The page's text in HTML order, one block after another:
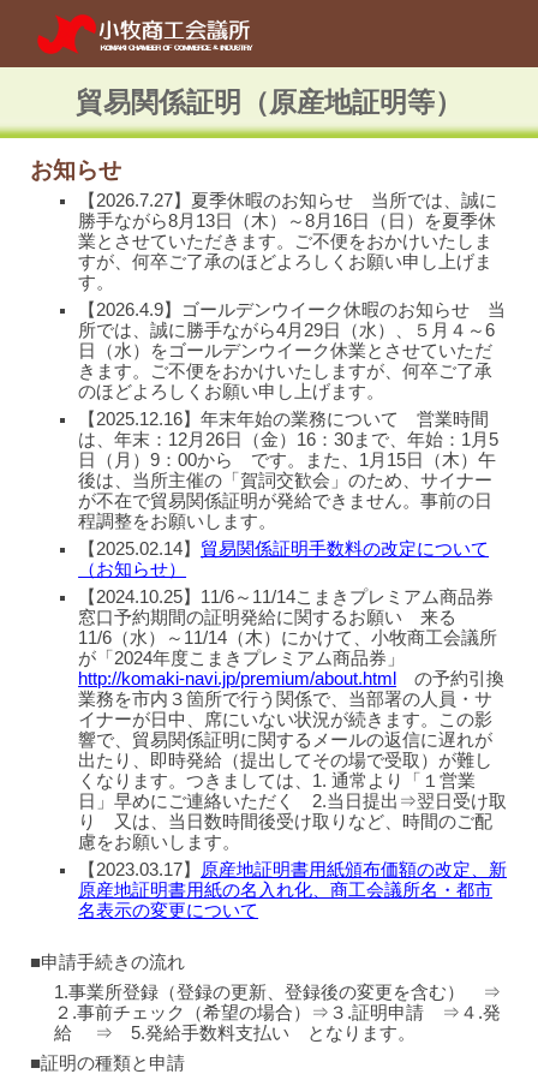
Skip to main content
貿易関係証明（原産地証明等）
お知らせ
【2026.7.27】夏季休暇のお知らせ 当所では、誠に
勝手ながら8月13日（木）～8月16日（日）を夏季休
業とさせていただきます。ご不便をおかけいたしま
すが、何卒ご了承のほどよろしくお願い申し上げま
す。
【2026.4.9】 ゴールデンウイーク休暇のお知らせ 当
所では、誠に勝手ながら4月29日（水）、 ５月４ ～6
日（水）をゴールデンウイーク休業とさせていただ
きます。ご不便をおかけいたしますが、何卒ご了承
のほどよろしくお願い申し上げます。
【2025.12.16】年末年始の業務について 営業時間
は、年末：12月26日（金）16：30まで、年始：1月5
日（月）9：00から です。また、1月15日（木）午
後は、当所主催の「賀詞交歓会」のため、サイナー
が不在で貿易関係証明が発給できません。事前の日
程調整をお願いします。
【2025.02.14】 貿易関係証明手数料の改定について
（お知らせ）
【2024.10.25】11/6～11/14こまきプレミアム商品券
窓口予約期間の証明発給に関するお願い 来る
11/6（水）～11/14（木）にかけて、小牧商工会議所
が「2024年度こまきプレミアム商品券」
http://komaki-navi.jp/premium/about.html
の予約引換
業務を市内３箇所で行う関係で、当部署の人員・サ
イナーが日中、席にいない状況が続きます。この影
響で、貿易関係証明に関するメールの返信に遅れが
出たり、即時発給（提出してその場で受取）が難し
くなります。つきましては、1. 通常より「１営業
日」早めにご連絡いただく 2.当日提出⇒翌日受け取
り 又は、当日数時間後受け取りなど、時間のご配
慮をお願いします。
【2023.03.17】
原産地証明書用紙頒布価額の改定、新
原産地証明書用紙の名入れ化、商工会議所名・都市
名表示の変更について
■申請手続きの流れ
1.事業所登録（登録の更新、登録後の変更を含む）
⇒
２.事前チェック（希望の場合）
⇒ ３.証明申請 ⇒ ４.発
給 ⇒ 5.発給手数料支払い となります。
■証明の種類と申請